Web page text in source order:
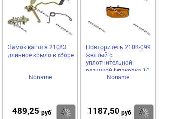
Замок капота 21083
длинное крыло в сборе
Noname
489,25 руб Купить
Повторитель 2108-099
желтый с
уплотнительной
резинкой [упаковка 10
Noname
1187,50 руб